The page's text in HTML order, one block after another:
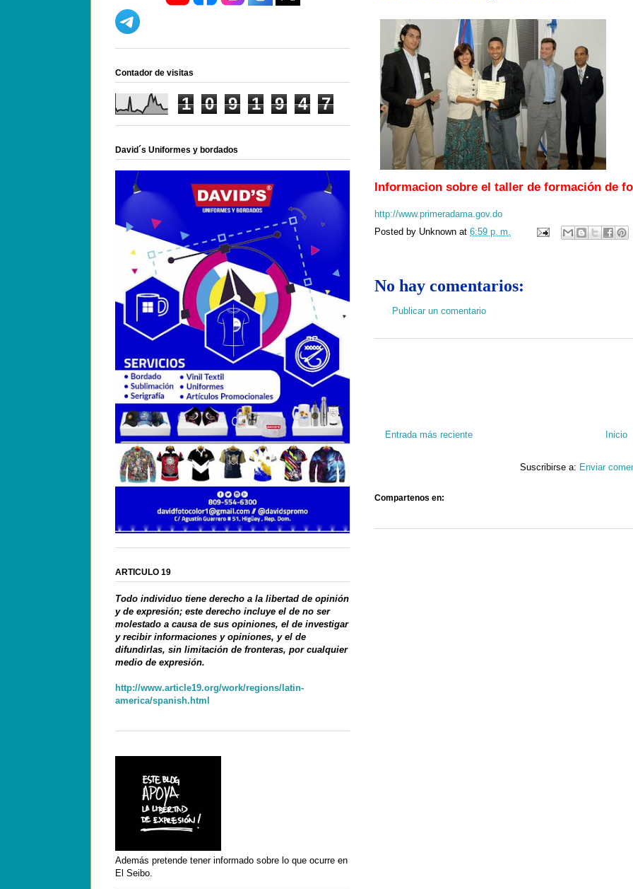
Informacion sobre el taller de formación de
http://www.primeradama.gov.do
Posted by Unknown at 6:59 p. m.
No hay comentarios:
Publicar un comentario
Entrada más reciente Inicio
Suscribirse a: Enviar
Compartenos en:
Contador de visitas
1 0 9 1 9 4 7
David´s Uniformes y bordados
ARTICULO 19
Todo individuo tiene derecho a la libertad de opinión
y de expresión; este derecho incluye el de no ser
molestado a causa de sus opiniones, el de investigar
y recibir informaciones y opiniones, y el de
difundirlas, sin limitación de fronteras, por cualquier
medio de expresión.
http://www.article19.org/work/regions/latin-
america/spanish.html
Además pretende tener informado sobre lo que ocurre en
El Seibo.